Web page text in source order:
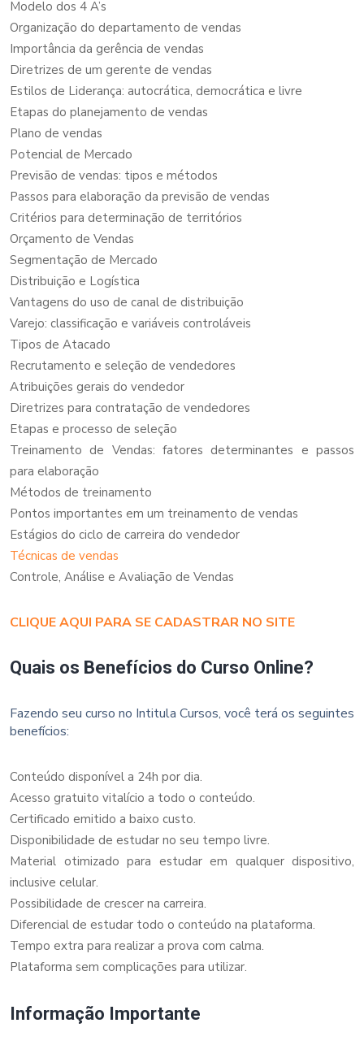
Modelo dos 4 A’s
Organização do departamento de vendas
Importância da gerência de vendas
Diretrizes de um gerente de vendas
Estilos de Liderança: autocrática, democrática e livre
Etapas do planejamento de vendas
Plano de vendas
Potencial de Mercado
Previsão de vendas: tipos e métodos
Passos para elaboração da previsão de vendas
Critérios para determinação de territórios
Orçamento de Vendas
Segmentação de Mercado
Distribuição e Logística
Vantagens do uso de canal de distribuição
Varejo: classificação e variáveis controláveis
Tipos de Atacado
Recrutamento e seleção de vendedores
Atribuições gerais do vendedor
Diretrizes para contratação de vendedores
Etapas e processo de seleção
Treinamento de Vendas: fatores determinantes e passos
para elaboração
Métodos de treinamento
Pontos importantes em um treinamento de vendas
Estágios do ciclo de carreira do vendedor
Técnicas de vendas
Controle, Análise e Avaliação de Vendas
CLIQUE AQUI PARA SE CADASTRAR NO SITE
Quais os Benefícios do Curso Online?
Fazendo seu curso no Intitula Cursos, você terá os seguintes
benefícios:
Conteúdo disponível a 24h por dia.
Acesso gratuito vitalício a todo o conteúdo.
Certificado emitido a baixo custo.
Disponibilidade de estudar no seu tempo livre.
Material otimizado para estudar em qualquer dispositivo,
inclusive celular.
Possibilidade de crescer na carreira.
Diferencial de estudar todo o conteúdo na plataforma.
Tempo extra para realizar a prova com calma.
Plataforma sem complicações para utilizar.
Informação Importante